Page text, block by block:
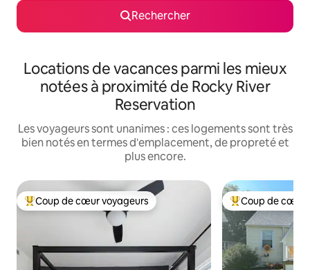
Rechercher
Locations de vacances parmi les mieux
notées à proximité de Rocky River
Reservation
Les voyageurs sont unanimes : ces logements sont très
bien notés en termes d'emplacement, de propreté et
plus encore.
Coups de cœur voyageurs les plus appréciés
Coup de cœur voyageurs Coups de cœur
Coup de cœur